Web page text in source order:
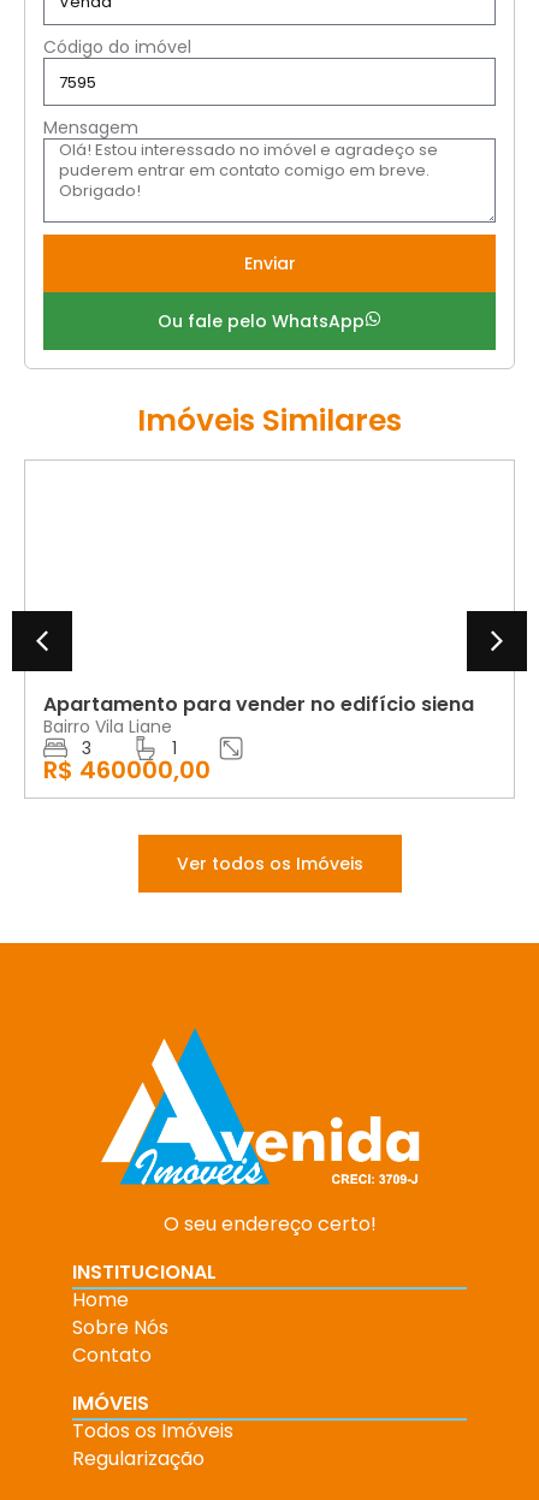
Código do imóvel
Mensagem
Enviar
Ou fale pelo WhatsApp
Imóveis Similares
Apartamento para vender no edifício siena
Bairro Vila Liane
3
1
R$ 460000,00
Ver todos os Imóveis
O seu endereço certo!
INSTITUCIONAL
Home
Sobre Nós
Contato
IMÓVEIS
Todos os Imóveis
Regularização